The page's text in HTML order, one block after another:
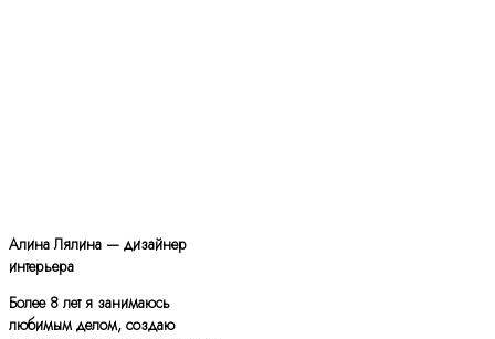
Алина Лялина — дизайнер
интерьера
Более 8 лет я занимаюсь
любимым делом, создаю